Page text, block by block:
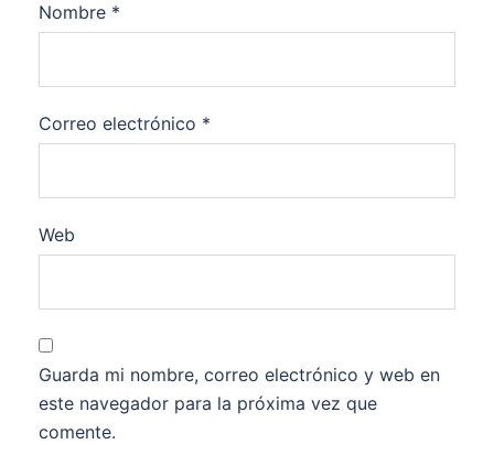
Nombre *
Correo electrónico *
Web
Guarda mi nombre, correo electrónico y web en
este navegador para la próxima vez que
comente.